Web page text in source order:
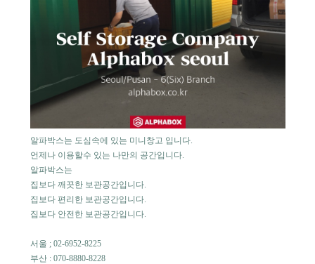
알파박스는 도심속에 있는 미니창고 입니다.
언제나 이용할수 있는 나만의 공간입니다.
알파박스는
집보다 깨끗한 보관공간입니다.
집보다 편리한 보관공간입니다.
집보다 안전한 보관공간입니다.
서울 ; 02-6952-8225
부산 : 070-8880-8228